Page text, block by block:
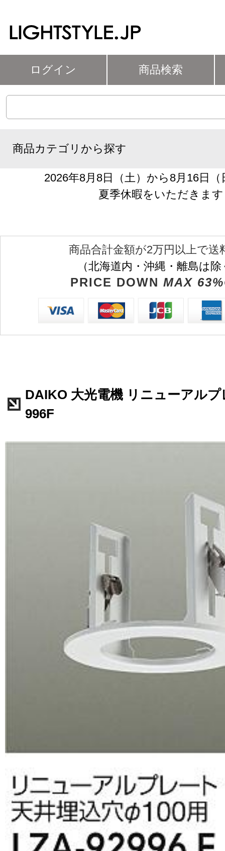
ログイン 商品検索
商品カテゴリから探す
2026年8月8日（土）から8月16日
夏季休暇をいただきます
商品合計金額が2万円以上で送
（北海道内・沖縄・離島は
PRICE DOWN MAX
DAIKO 大光電機 リニューアル
996F